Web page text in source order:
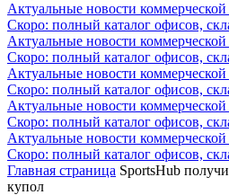
Актуальные новости
Скоро: полный каталог офисов,
Актуальные новости
Скоро: полный каталог офисов,
Актуальные новости
Скоро: полный каталог офисов,
Актуальные новости
Скоро: полный каталог офисов,
Актуальные новости
Скоро: полный каталог офисов,
Главная страница SportsHub
купол